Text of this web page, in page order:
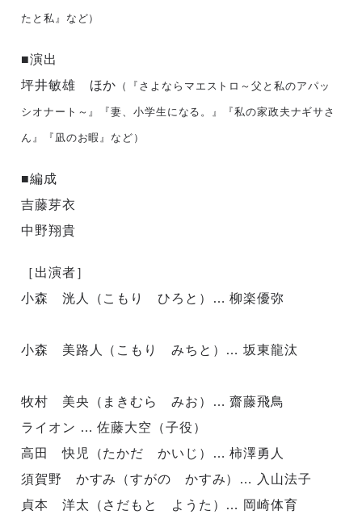
たと私』など）
■演出
坪井敏雄 ほか （『さよならマエストロ～父と私のアパッ
シオナート～』『妻、小学生になる。』『私の家政夫ナギサさ
ん』『凪のお暇』など）
■編成
吉藤芽衣
中野翔貴
［出演者］
小森 洸人（こもり ひろと）… 柳楽優弥
小森 美路人（こもり みちと）… 坂東龍汰
牧村 美央（まきむら みお）… 齋藤飛鳥
ライオン … 佐藤大空（子役）
高田 快児（たかだ かいじ）… 柿澤勇人
須賀野 かすみ（すがの かすみ）… 入山法子
貞本 洋太（さだもと ようた）… 岡崎体育